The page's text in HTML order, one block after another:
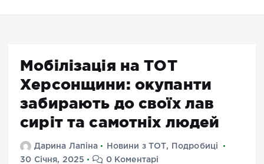
Мобілізація на ТОТ
Херсонщини: окупанти
забирають до своїх лав
сиріт та самотніх людей
Дарина Лапіна Новини з ТОТ,
Подробиці
30 Січня, 2025
0 Коментарі